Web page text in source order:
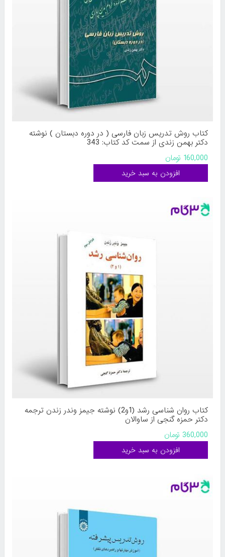
کتاب روش تدریس زبان فارسی ( در دوره دبستان ) نوشته
دکتر بهمن زندی از سمت کد کتاب: 343
160,000 تومان
کتاب روان شناسی رشد (1و2) نوشته جیمز وندر زندن ترجمه
دکتر حمزه گنجی از ساوالان
360,000 تومان